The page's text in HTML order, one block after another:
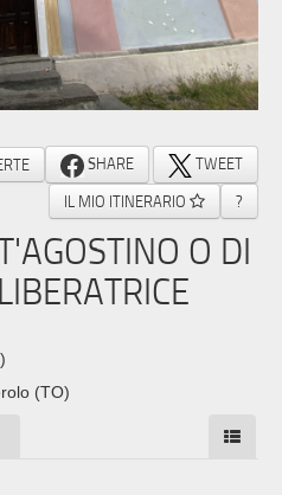
SHARE
TWEET
IL MIO ITINERARIO
?
O DI
(TO)